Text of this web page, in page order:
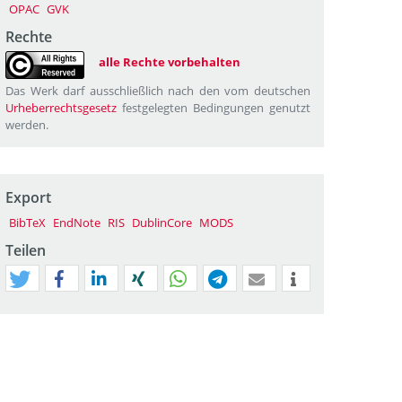
OPAC GVK
Rechte
alle Rechte vorbehalten
Das Werk darf ausschließlich nach den vom deutschen
Urheberrechtsgesetz festgelegten Bedingungen genutzt
werden.
Export
BibTeX EndNote RIS DublinCore MODS
Teilen